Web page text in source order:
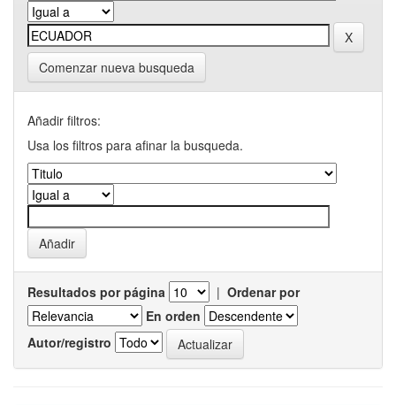
Comenzar nueva busqueda
Añadir filtros:
Usa los filtros para afinar la busqueda.
Resultados por página | Ordenar por
En orden
Autor/registro